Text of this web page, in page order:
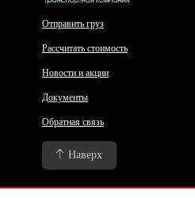
Отправить груз
Рассчитать стоимость
Новости и акции
Документы
Обратная связь
Наверх